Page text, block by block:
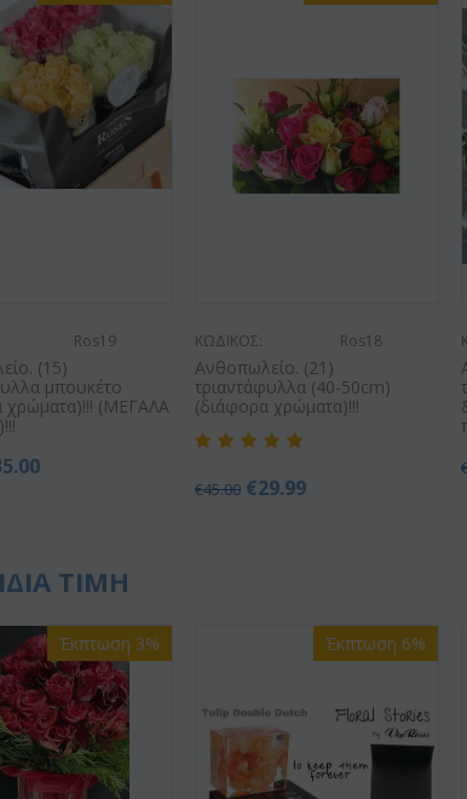
Ros19
(15)
μπουκέτο
χρώματα)!!! (ΜΕΓΑΛΑ
ΚΩΔΙΚΟΣ: Ros18
Ανθοπωλείο. (21)
τριαντάφυλλα (40-50cm)
(διάφορα χρώματα)!!!
€45.00 €29.99
ΤΙΜΗ
Έκπτωση 3% Έκπτωση 6%